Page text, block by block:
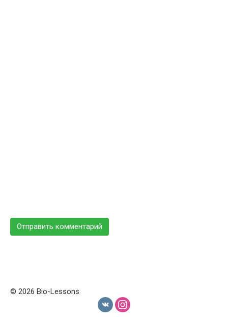
© 2026 Bio-Lessons